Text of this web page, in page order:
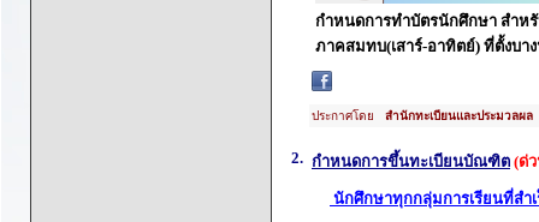
กำหนดการทำบัตรนักศึกษา สำห
ภาคสมทบ(เสาร์-อาทิตย์) ที่ตั้งบา
ประกาศโดย สำนักทะเบียนและประมวลผล
2. กำหนดการขึ้นทะเบียนบัณฑิต (ด่
นักศึกษาทุกกลุ่มการเรียนที่สำ